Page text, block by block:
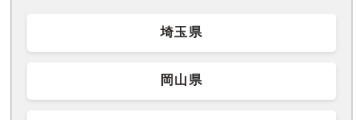
埼玉県
岡山県